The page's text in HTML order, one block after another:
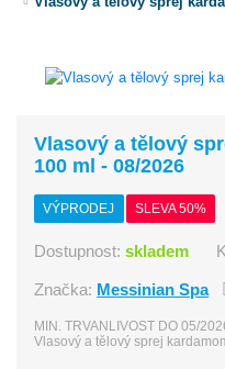
Vlasový a tělový
100 ml - 08/2026
VÝPRODEJ SLEVA 50%
Dostupnost:skladem
Značka: Messinian Spa
MIN. TRVANLIVOST DO 05/
Vlasový a tělový sprej